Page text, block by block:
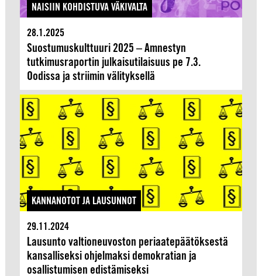
NAISIIN KOHDISTUVA VÄKIVALTA
28.1.2025
Suostumuskulttuuri 2025 – Amnestyn
tutkimusraportin julkaisutilaisuus pe 7.3.
Oodissa ja striimin välityksellä
KANNANOTOT JA LAUSUNNOT
29.11.2024
Lausunto valtioneuvoston periaatepäätöksestä
kansalliseksi ohjelmaksi demokratian ja
osallistumisen edistämiseksi